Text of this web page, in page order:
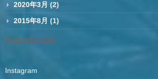
2020年3月 (2)
2015年8月 (1)
Facebook
Instagram